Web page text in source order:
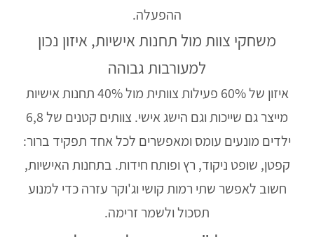
ההפעלה.
משחקי צוות מול תחנות אישיות, איזון נכון
למעורבות גבוהה
איזון של 60% פעילות צוותית מול 40% תחנות אישיות
מייצר גם שייכות וגם הישג אישי. צוותים קטנים של 6,8
ילדים מונעים עומס ומאפשרים לכל אחד תפקיד ברור:
קפטן, שופט ניקוד, רץ ופותח חידות. בתחנות האישיות,
חשוב לאפשר שתי רמות קושי וג'וקר עזרה כדי למנוע
תסכול ולשמר זרימה.